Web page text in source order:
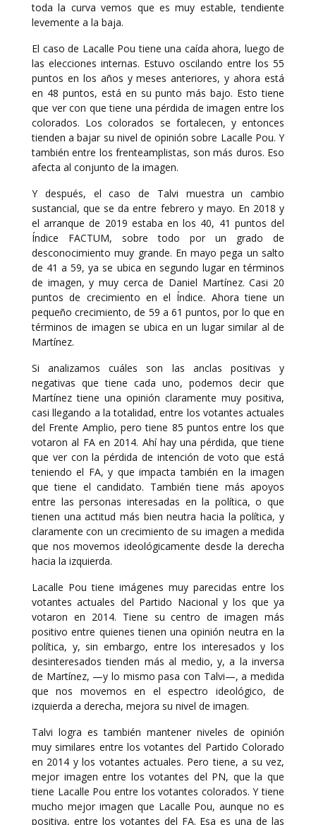
toda la curva vemos que es muy estable, tendiente
levemente a la baja.
El caso de Lacalle Pou tiene una caída ahora, luego de
las elecciones internas. Estuvo oscilando entre los 55
puntos en los años y meses anteriores, y ahora está
en 48 puntos, está en su punto más bajo. Esto tiene
que ver con que tiene una pérdida de imagen entre los
colorados. Los colorados se fortalecen, y entonces
tienden a bajar su nivel de opinión sobre Lacalle Pou. Y
también entre los frenteamplistas, son más duros. Eso
afecta al conjunto de la imagen.
Y después, el caso de Talvi muestra un cambio
sustancial, que se da entre febrero y mayo. En 2018 y
el arranque de 2019 estaba en los 40, 41 puntos del
Índice FACTUM, sobre todo por un grado de
desconocimiento muy grande. En mayo pega un salto
de 41 a 59, ya se ubica en segundo lugar en términos
de imagen, y muy cerca de Daniel Martínez. Casi 20
puntos de crecimiento en el Índice. Ahora tiene un
pequeño crecimiento, de 59 a 61 puntos, por lo que en
términos de imagen se ubica en un lugar similar al de
Martínez.
Si analizamos cuáles son las anclas positivas y
negativas que tiene cada uno, podemos decir que
Martínez tiene una opinión claramente muy positiva,
casi llegando a la totalidad, entre los votantes actuales
del Frente Amplio, pero tiene 85 puntos entre los que
votaron al FA en 2014. Ahí hay una pérdida, que tiene
que ver con la pérdida de intención de voto que está
teniendo el FA, y que impacta también en la imagen
que tiene el candidato. También tiene más apoyos
entre las personas interesadas en la política, o que
tienen una actitud más bien neutra hacia la política, y
claramente con un crecimiento de su imagen a medida
que nos movemos ideológicamente desde la derecha
hacia la izquierda.
Lacalle Pou tiene imágenes muy parecidas entre los
votantes actuales del Partido Nacional y los que ya
votaron en 2014. Tiene su centro de imagen más
positivo entre quienes tienen una opinión neutra en la
política, y, sin embargo, entre los interesados y los
desinteresados tienden más al medio, y, a la inversa
de Martínez, —y lo mismo pasa con Talvi—, a medida
que nos movemos en el espectro ideológico, de
izquierda a derecha, mejora su nivel de imagen.
Talvi logra es también mantener niveles de opinión
muy similares entre los votantes del Partido Colorado
en 2014 y los votantes actuales. Pero tiene, a su vez,
mejor imagen entre los votantes del PN, que la que
tiene Lacalle Pou entre los votantes colorados. Y tiene
mucho mejor imagen que Lacalle Pou, aunque no es
positiva, entre los votantes del FA. Esa es una de las